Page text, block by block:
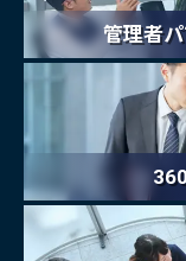
管理者パ